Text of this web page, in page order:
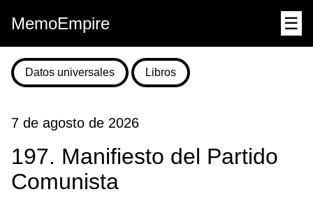
MemoEmpire ☰
Datos universales Libros
7 de agosto de 2026
197. Manifiesto del Partido
Comunista